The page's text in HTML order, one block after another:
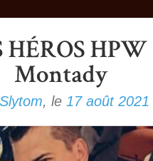
Slytom, le 17 août 2021